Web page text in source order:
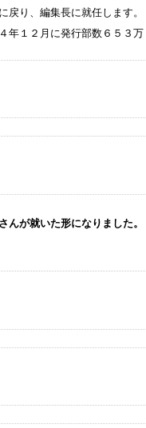
り、編集長に就任します。
年１２月に発行部数６５３万
が就いた形になりました。